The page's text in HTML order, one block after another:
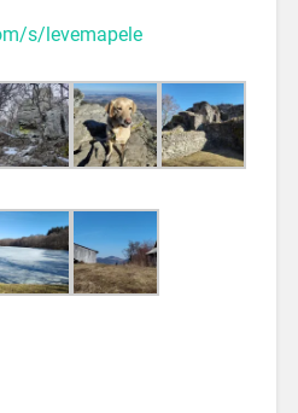
s/levemapele